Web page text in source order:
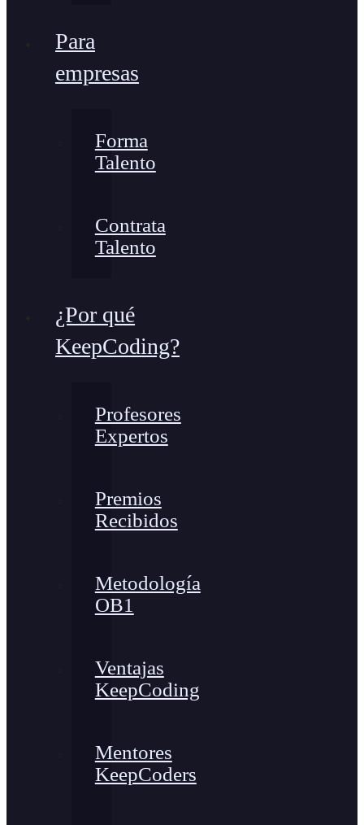
Para
empresas
Forma
Talento
Contrata
Talento
¿Por qué
KeepCoding?
Profesores
Expertos
Premios
Recibidos
Metodología
OB1
Ventajas
KeepCoding
Mentores
KeepCoders